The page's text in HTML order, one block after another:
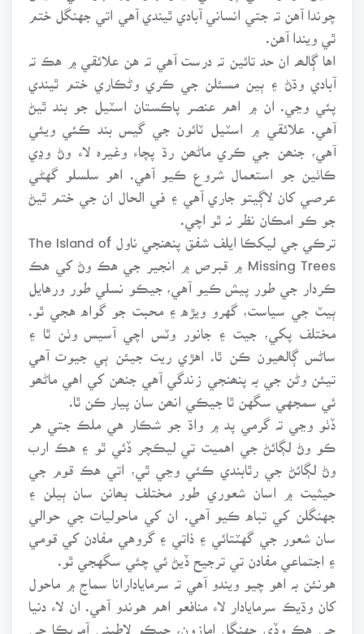
چوندا آهن تہ جتي انساني آبادي ٿيندي آهي اتي جهنگل ختم
ٿي ويندا آهن.
اها ڳالھہ ان حد تائين تہ درست آهي تہ هن علائقي ۾ هڪ تہ
آبادي وڌڻ ۽ ٻين مسئلن جي ڪري وڻڪاري ختم ٿيندي
پئي وڃي. ان ۾ اهم عنصر پاڪستان اسٽيل جو بند ٿيڻ
آهي. علائقي ۾ اسٽيل ٽائون جي گيس بند ڪئي ويئي
آهي، جنھن جي ڪري ماڻھن رڌ پچاء وغيرہ لاء وڻ وڍي
ڪاٺين جو استعمال شروع ڪيو آهي. اهو سلسلو گهڻي
عرصي کان لاڳيتو جاري آهي ۽ في الحال ان جي ختم ٿيڻ
جو ڪو امڪان نظر نہ ٿو اچي.
ترڪي جي ليکڪا ايلف شفق پنھنجي ناول The Island of
Missing Trees ۾ قبرص ۾ انجير جي هڪ وڻ کي هڪ
ڪردار جي طور پيش ڪيو آهي، جيڪو نسلي طور ورهايل
ٻيٽ جي سياست، گهرو ويڙه ۽ محبت جو گواه هجي ٿو.
مختلف پکي، جيت ۽ جانور وٽس اچي آسيس وٺن ٿا ۽
ساڻس ڳالھيون ڪن ٿا. اهڙي ريت جيئن ٻي جيوت آهي
تيئن وڻن جي بہ پنھنجي زندگي آهي جنھن کي اهي ماڻھو
ئي سمجهي سگهن ٿا جيڪي انھن سان پيار ڪن ٿا.
ڏٺو وڃي تہ گرمي پد ۾ واڌ جو شڪار هي ملڪ جتي هر
ڪو وڻ لڳائڻ جي اهميت تي ليڪچر ڏئي ٿو ۽ هڪ ارب
وڻ لڳائڻ جي رٿابندي ڪئي وڃي ٿي، اتي هڪ قوم جي
حيثيت ۾ اسان شعوري طور مختلف بھانن سان ٻيلن ۽
جهنگلن کي تباه ڪيو آهي. ان کي ماحوليات جي حوالي
سان شعور جي گهٽتائي ۽ ذاتي ۽ گروهي مفادن کي قومي
۽ اجتماعي مفادن تي ترجيح ڏيڻ ئي چئي سگهجي ٿو.
هونئن بہ اهو چيو ويندو آهي تہ سرمايادارانا سماج ۾ ماحول
کان وڌيڪ سرمايادار لاء منافعو اهم هوندو آهي. ان لاء دنيا
جي هڪ وڏي جهنگل امازون، جيڪو لاطيني آمريڪا جي